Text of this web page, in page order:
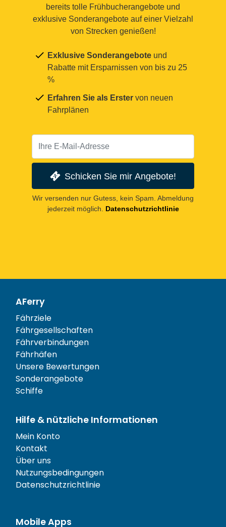
bereits tolle Frühbucherangebote und
exklusive Sonderangebote auf einer Vielzahl
von Strecken genießen!
Exklusive Sonderangebote und
Rabatte mit Ersparnissen von bis zu 25
%
Erfahren Sie als Erster von neuen
Fahrplänen
Schicken Sie mir Angebote!
Wir versenden nur Gutess, kein Spam. Abmeldung
jederzeit möglich.
Datenschutzrichtlinie
AFerry
Fährziele
Fährgesellschaften
Fährverbindungen
Fährhäfen
Unsere Bewertungen
Sonderangebote
Schiffe
Hilfe & nützliche Informationen
Mein Konto
Kontakt
Über uns
Nutzungsbedingungen
Datenschutzrichtlinie
Mobile Apps